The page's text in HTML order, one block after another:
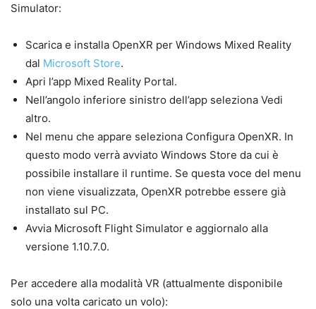
Simulator:
Scarica e installa OpenXR per Windows Mixed Reality
dal Microsoft Store.
Apri l’app Mixed Reality Portal.
Nell’angolo inferiore sinistro dell’app seleziona Vedi
altro.
Nel menu che appare seleziona Configura OpenXR. In
questo modo verrà avviato Windows Store da cui è
possibile installare il runtime. Se questa voce del menu
non viene visualizzata, OpenXR potrebbe essere già
installato sul PC.
Avvia Microsoft Flight Simulator e aggiornalo alla
versione 1.10.7.0.
Per accedere alla modalità VR (attualmente disponibile
solo una volta caricato un volo):